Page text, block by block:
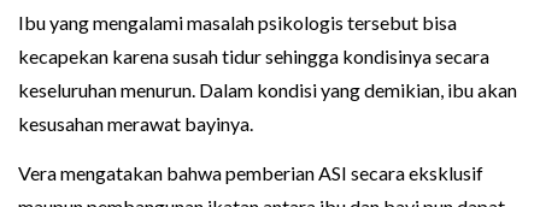
Ibu yang mengalami masalah psikologis tersebut bisa
kecapekan karena susah tidur sehingga kondisinya secara
keseluruhan menurun. Dalam kondisi yang demikian, ibu akan
kesusahan merawat bayinya.
Vera mengatakan bahwa pemberian ASI secara eksklusif